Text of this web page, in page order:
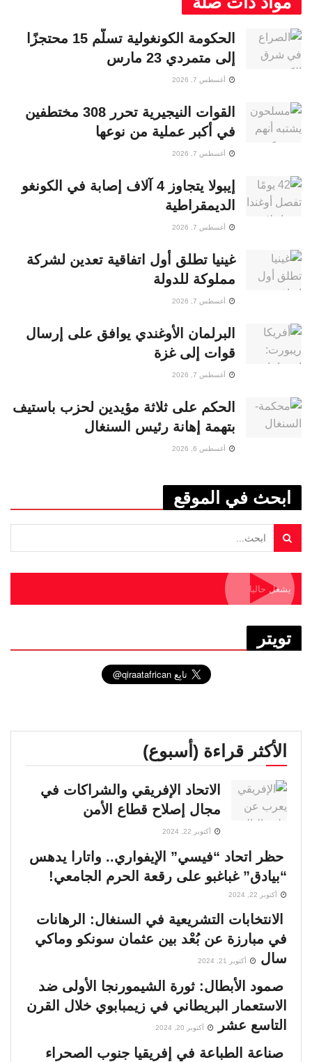
الحكومة الكونغولية تسلّم 15 محتجزًا
إلى متمردي 23 مارس
أغسطس 7, 2026
القوات النيجيرية تحرر 308 مختطفين
في أكبر عملية من نوعها
أغسطس 7, 2026
إيبولا يتجاوز 4 آلاف إصابة في الكونغو
الديمقراطية
أغسطس 7, 2026
غينيا تطلق أول اتفاقية تعدين لشركة
مملوكة للدولة
أغسطس 7, 2026
البرلمان الأوغندي يوافق على إرسال
قوات إلى غزة
أغسطس 7, 2026
الحكم على ثلاثة مؤيدين لحزب باستيف
بتهمة إهانة رئيس السنغال
أغسطس 6, 2026
ابحث في الموقع
يشغل حاليا
تويتر
الأكثر قراءة (أسبوع)
الاتحاد الإفريقي والشراكات في
مجال إصلاح قطاع الأمن
أكتوبر 22, 2024
حظر اتحاد “فيسي” الإيفواري.. واتارا يدهس
“بيادق” غباغبو على رقعة الحرم الجامعي!
أكتوبر 22, 2024
الانتخابات التشريعية في السنغال: الرهانات
في مبارزة عن بُعْد بين عثمان سونكو وماكي
سال
أكتوبر 21, 2024
صمود الأبطال: ثورة الشيمورنجا الأولى ضد
الاستعمار البريطاني في زيمبابوي خلال القرن
التاسع عشر
أكتوبر 20, 2024
صناعة الطباعة في إفريقيا جنوب الصحراء